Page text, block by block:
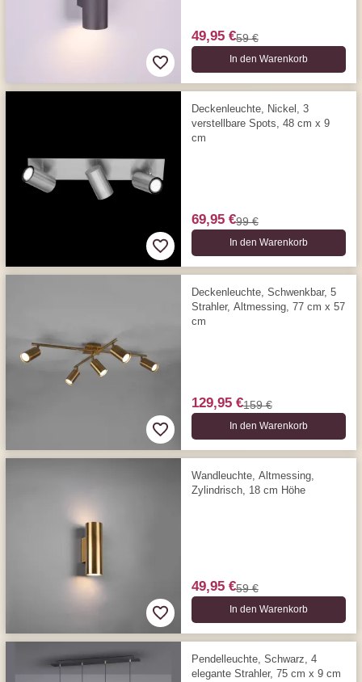
49,95 €59 €
In den Warenkorb
Deckenleuchte, Nickel, 3
verstellbare Spots, 48 cm x 9
cm
69,95 €99 €
In den Warenkorb
Deckenleuchte, Schwenkbar, 5
Strahler, Altmessing, 77 cm x 57
cm
129,95 €159 €
In den Warenkorb
Wandleuchte, Altmessing,
Zylindrisch, 18 cm Höhe
49,95 €59 €
In den Warenkorb
Pendelleuchte, Schwarz, 4
elegante Strahler, 75 cm x 9 cm